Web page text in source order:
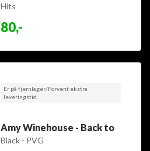
Hits
80,-
Er på fjernlager/Forvent ekstra
leveringstid
Amy Winehouse - Back to
Black - PVG